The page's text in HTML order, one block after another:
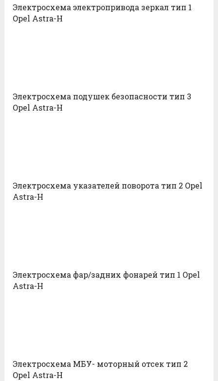
Электросхема электропривода зеркал тип 1
Opel Astra-H
Электросхема подушек безопасности тип 3
Opel Astra-H
Электросхема указателей поворота тип 2 Opel
Astra-H
Электросхема фар/задних фонарей тип 1 Opel
Astra-H
Электросхема МБУ- моторный отсек тип 2
Opel Astra-H